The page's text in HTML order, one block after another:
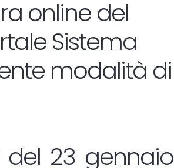
online del
Sistema
modalità di
del 23 gennaio